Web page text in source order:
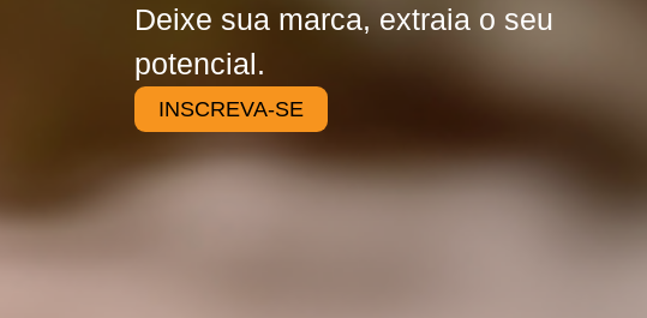
Deixe sua marca, extraia o seu
potencial.
INSCREVA-SE